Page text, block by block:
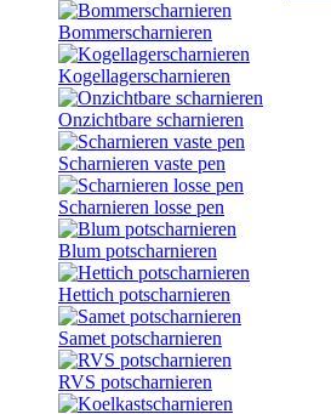
Bommerscharnieren
Kogellagerscharnieren
Onzichtbare scharnieren
Scharnieren vaste pen
Scharnieren losse pen
Blum potscharnieren
Hettich potscharnieren
Samet potscharnieren
RVS potscharnieren